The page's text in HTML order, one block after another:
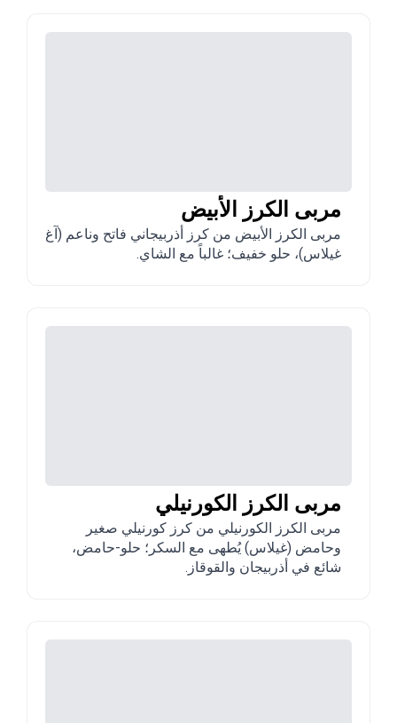
مربى الكرز الأبيض
مربى الكرز الأبيض من كرز أذربيجاني فاتح وناعم (آغ
غيلاس)، حلو خفيف؛ غالباً مع الشاي.
مربى الكرز الكورنيلي
مربى الكرز الكورنيلي من كرز كورنيلي صغير
وحامض (غيلاس) يُطهى مع السكر؛ حلو-حامض،
شائع في أذربيجان والقوقاز.